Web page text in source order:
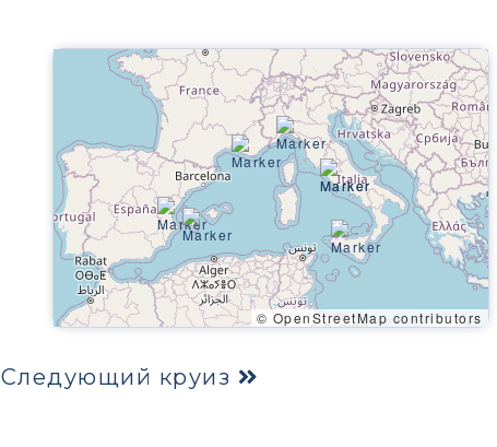
© OpenStreetMap contributors
Следующий круиз